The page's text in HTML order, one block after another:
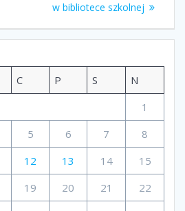
wpis:
w bibliotece szkolnej
C P S
N
1
5 6 7
8
12 13 14
15
19 20 21
22